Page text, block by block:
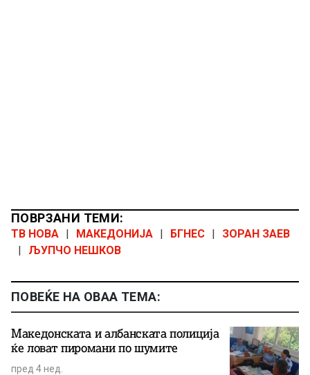
ПОВРЗАНИ ТЕМИ:
ТВ НОВА | МАКЕДОНИЈА | БГНЕС |
ЗОРАН ЗАЕВ
|
ЉУПЧО НЕШКОВ
ПОВЕЌЕ НА ОВАА ТЕМА:
Македонската и албанската полиција
ќе ловат пиромани по шумите
пред 4 нед.